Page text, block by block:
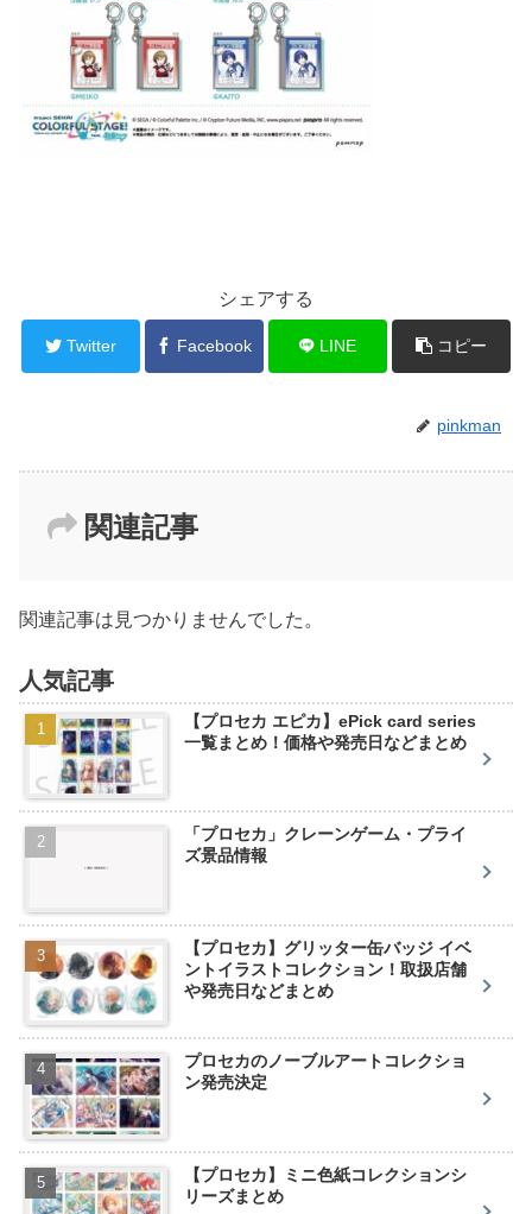
シェアする
Twitter Facebook LINE コピー
pinkman
関連記事
関連記事は見つかりませんでした。
人気記事
【プロセカ エピカ】ePick card series
一覧まとめ！価格や発売日などまとめ
「プロセカ」クレーンゲーム・プライ
ズ景品情報
【プロセカ】グリッター缶バッジ イベ
ントイラストコレクション！取扱店舗
や発売日などまとめ
プロセカのノーブルアートコレクショ
ン発売決定
【プロセカ】ミニ色紙コレクションシ
リーズまとめ